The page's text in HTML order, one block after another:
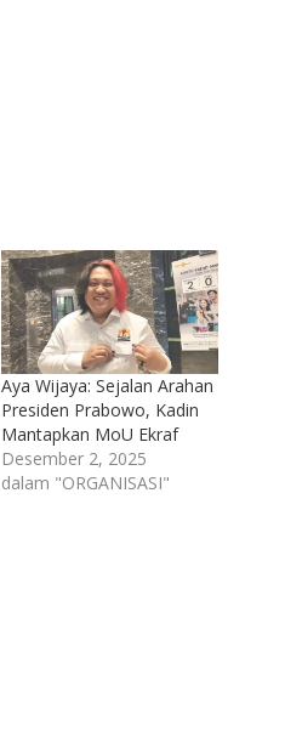
Aya Wijaya: Sejalan Arahan
Presiden Prabowo, Kadin
Mantapkan MoU Ekraf
Desember 2, 2025
dalam "ORGANISASI"